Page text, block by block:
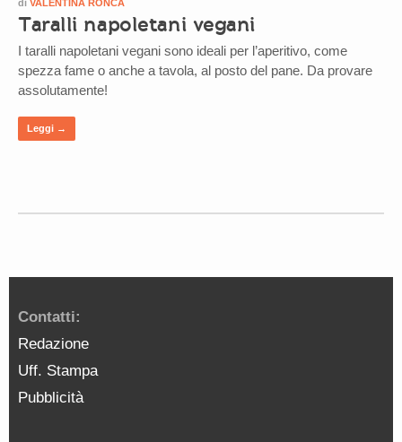
di VALENTINA RONCA
Taralli napoletani vegani
I taralli napoletani vegani sono ideali per l’aperitivo, come
spezza fame o anche a tavola, al posto del pane. Da provare
assolutamente!
Leggi →
Contatti:
Redazione
Uff. Stampa
Pubblicità